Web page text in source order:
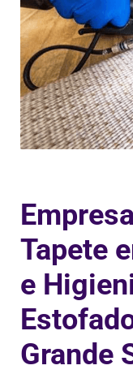
Tapete
e
Grande